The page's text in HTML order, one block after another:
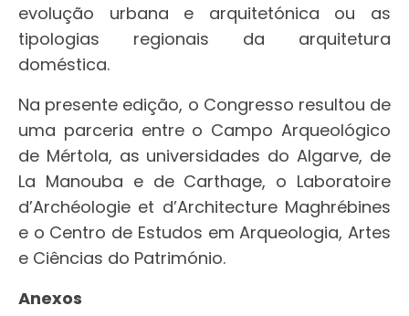
evolução urbana e arquitetónica ou as
tipologias regionais da arquitetura
doméstica.
Na presente edição, o Congresso resultou de
uma parceria entre o Campo Arqueológico
de Mértola, as universidades do Algarve, de
La Manouba e de Carthage, o Laboratoire
d’Archéologie et d’Architecture Maghrébines
e o Centro de Estudos em Arqueologia, Artes
e Ciências do Património.
Anexos